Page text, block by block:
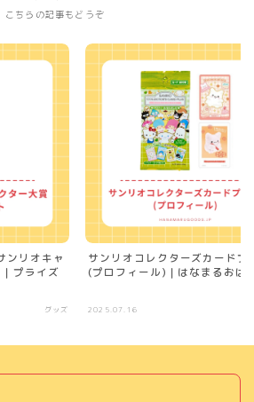
こちらの記事もどうぞ
ンリオキャ
プライズ
グッズ
サンリオコレクターズカードプ
(プロフィール)｜はなまるおば
2025.07.16